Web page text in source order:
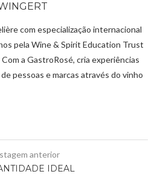
com especialização internacional
pela Wine & Spirit Education Trust
Com a GastroRosé, cria experiências
pessoas e marcas através do vinho
anterior
IDEAL